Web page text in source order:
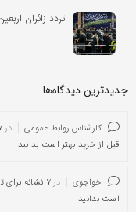
تردد زائران
جدیدترین دیدگاه‌‌ها
کارشناس روابط عمومی در
قبل از خرید بهتر است بدانید
خواجوی در
۷ نشانه
است بدانید